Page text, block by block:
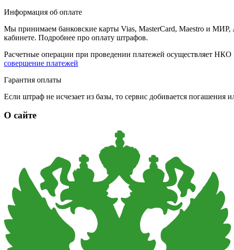
Информация об оплате
Мы принимаем банковские карты Vias, MasterCard, Maestro и
кабинете. Подробнее про оплату штрафов.
Расчетные операции при проведении платежей осуществляет
совершение платежей
Гарантия оплаты
Если штраф не исчезает из базы, то сервис добивается
О сайте